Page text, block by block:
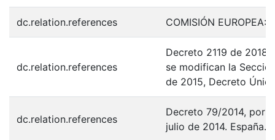
dc.relation.references COMISIÓN
dc.relation.references
Decreto 2119 de
se modifican la
de 2015, Decreto
dc.relation.references
Decreto 79/2014, por
julio de 2014. España.